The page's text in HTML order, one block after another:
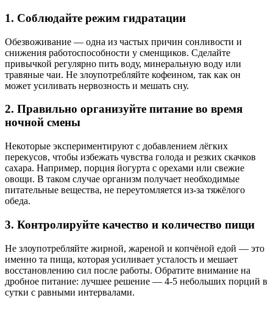
1. Соблюдайте режим гидратации
Обезвоживание — одна из частых причин сонливости и
снижения работоспособности у сменщиков. Сделайте
привычкой регулярно пить воду, минеральную воду или
травяные чаи. Не злоупотребляйте кофеином, так как он
может усиливать нервозность и мешать сну.
2. Правильно организуйте питание во время
ночной смены
Некоторые экспериментируют с добавлением лёгких
перекусов, чтобы избежать чувства голода и резких скачков
сахара. Например, порция йогурта с орехами или свежие
овощи. В таком случае организм получает необходимые
питательные вещества, не переутомляется из-за тяжёлого
обеда.
3. Контролируйте качество и количество пищи
Не злоупотребляйте жирной, жареной и копчёной едой — это
именно та пища, которая усиливает усталость и мешает
восстановлению сил после работы. Обратите внимание на
дробное питание: лучшее решение — 4-5 небольших порций в
сутки с равными интервалами.